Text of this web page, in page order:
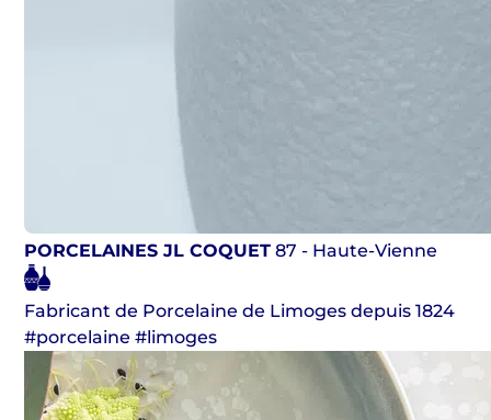
PORCELAINES JL COQUET 87 - Haute-Vienne
Fabricant de Porcelaine de Limoges depuis 1824
#porcelaine #limoges